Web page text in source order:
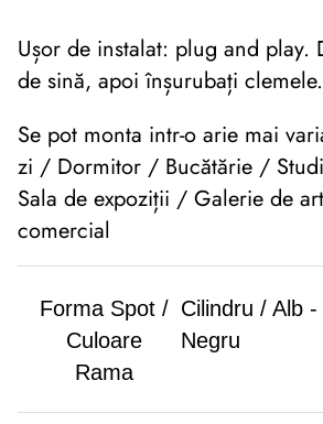
Ușor de instalat: plug and play.
de sină, apoi înșurubați clemele.
Se pot monta intr-o arie mai
zi / Dormitor / Bucătărie /
Sala de expoziții / Galerie de
comercial
Forma Spot /
Culoare
Rama
Cilindru / Alb -
Negru